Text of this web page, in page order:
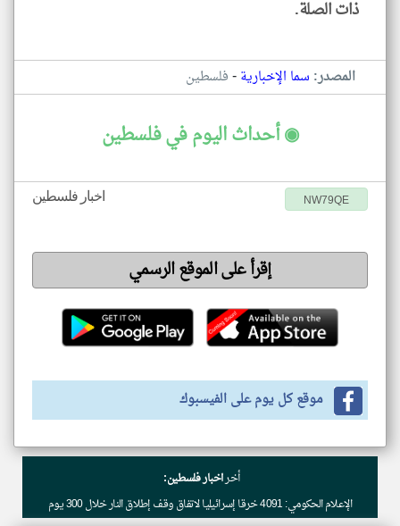
ذات الصلة.
المصدر: سما الإخبارية-فلسطين
◉ أحداث اليوم في فلسطين
اخبار فلسطين NW79QE
إقرأ على الموقع الرسمي
موقع كل يوم على الفيسبوك
أخراخبار فلسطين:
الإعلام الحكومي: 4091 خرقا إسرائيليا لاتفاق وقف إطلاق النار خلال 300 يوم